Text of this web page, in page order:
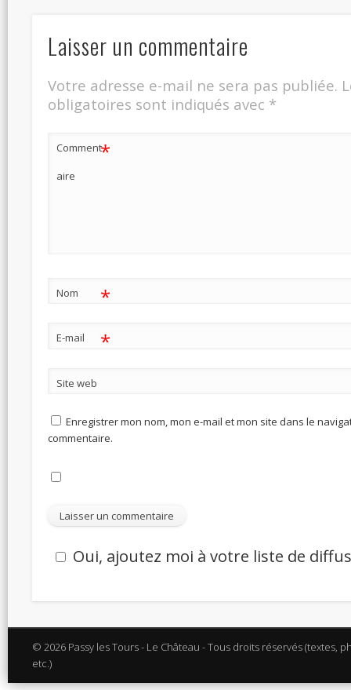
Laisser un commentaire
Votre adresse e-mail ne sera pas publiée.
obligatoires sont indiqués avec *
Comment
aire
*
Nom *
E-mail *
Site web
Enregistrer mon nom, mon e-mail et mon site dans le
commentaire.
Oui, ajoutez moi à votre liste de
© 2026 Passy les Tours - Le Château - Tous droits réservés (textes,
etc.)